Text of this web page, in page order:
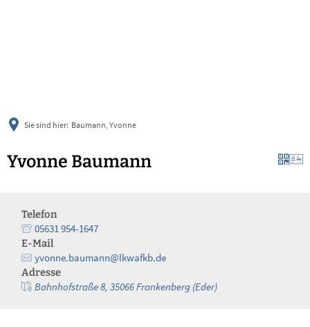
Sie sind hier: Baumann, Yvonne
Yvonne Baumann
Telefon
05631 954-1647
E-Mail
yvonne.baumann@lkwafkb.de
Adresse
Bahnhofstraße 8, 35066 Frankenberg (Eder)